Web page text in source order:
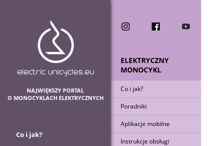
ELEKTRYCZNY
MONOCYKL
Co i jak?
Poradniki
Aplikacje mobilne
Instrukcje obsługi
NAJWIĘKSZY PORTAL
O MONOCYKLACH ELEKTRYCZNYCH
Co i jak?